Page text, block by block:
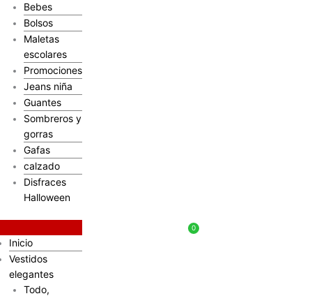
Bebes
Bolsos
Maletas
escolares
Promociones
Jeans niña
Guantes
Sombreros y
gorras
Gafas
calzado
Disfraces
Halloween
Inicio
Vestidos
elegantes
Todo,
0